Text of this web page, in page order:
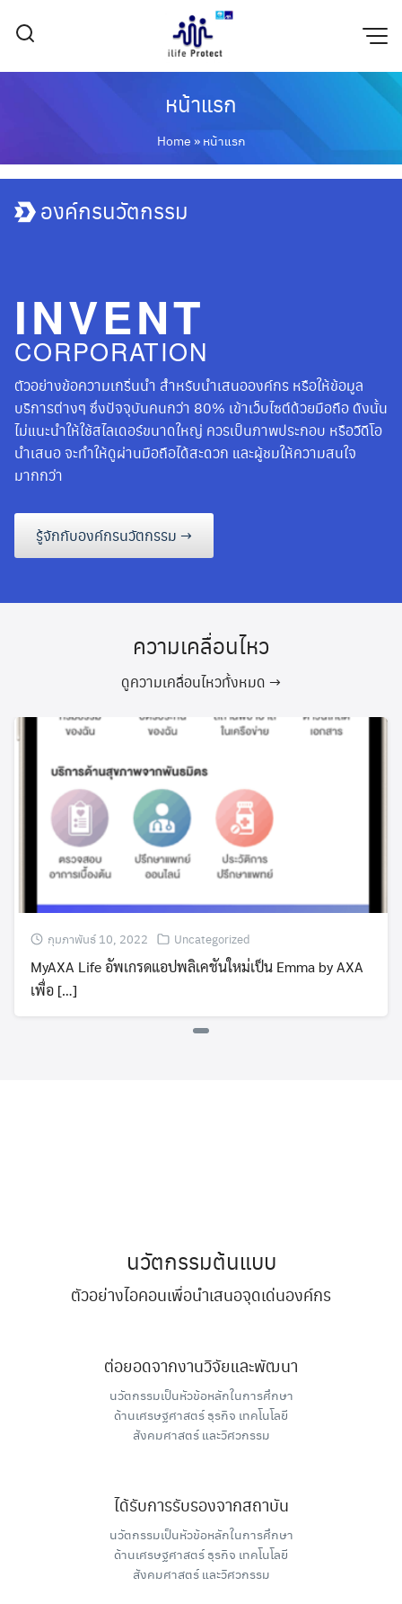
Search
หน้าแรก
Home » หน้าแรก
องค์กรนวัตกรรม
INVENT
CORPORATION
ตัวอย่างข้อความเกริ่นนำ สำหรับนำเสนอองค์กร หรือให้ข้อมูล
บริการต่างๆ ซึ่งปัจจุบันคนกว่า 80% เข้าเว็บไซต์ด้วยมือถือ ดังนั้น
ไม่แนะนำให้ใช้สไลเดอร์ขนาดใหญ่ ควรเป็นภาพประกอบ หรือวีดีโอ
นำเสนอ จะทำให้ดูผ่านมือถือได้สะดวก และผู้ชมให้ความสนใจ
มากกว่า
รู้จักกับองค์กรนวัตกรรม →
ความเคลื่อนไหว
ดูความเคลื่อนไหวทั้งหมด →
กุมภาพันธ์ 10, 2022 Uncategorized
MyAXA Life อัพเกรดแอปพลิเคชันใหม่เป็น Emma by AXA
เพื่อ […]
นวัตกรรมต้นแบบ
ตัวอย่างไอคอนเพื่อนำเสนอจุดเด่นองค์กร
ต่อยอดจากงานวิจัยและพัฒนา
นวัตกรรมเป็นหัวข้อหลักในการศึกษา
ด้านเศรษฐศาสตร์ ธุรกิจ เทคโนโลยี
สังคมศาสตร์ และวิศวกรรม
ได้รับการรับรองจากสถาบัน
นวัตกรรมเป็นหัวข้อหลักในการศึกษา
ด้านเศรษฐศาสตร์ ธุรกิจ เทคโนโลยี
สังคมศาสตร์ และวิศวกรรม